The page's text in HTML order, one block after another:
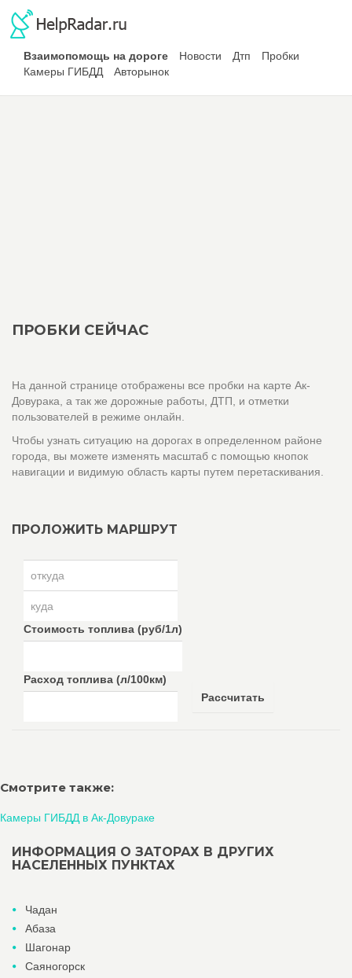
Взаимопомощь на дороге Новости Дтп
Пробки
Камеры ГИБДД
Авторынок
ПРОБКИ СЕЙЧАС
На данной странице отображены все пробки на карте Ак-
Довурака, а так же дорожные работы, ДТП, и отметки
пользователей в режиме онлайн.
Чтобы узнать ситуацию на дорогах в определенном районе
города, вы можете изменять масштаб с помощью кнопок
навигации и видимую область карты путем перетаскивания.
ПРОЛОЖИТЬ МАРШРУТ
Стоимость топлива (руб/1л)
Расход топлива (л/100км)
Рассчитать
Смотрите также:
Камеры ГИБДД в Ак-Довураке
ИНФОРМАЦИЯ О ЗАТОРАХ В ДРУГИХ
НАСЕЛЕННЫХ ПУНКТАХ
Чадан
Абаза
Шагонар
Саяногорск